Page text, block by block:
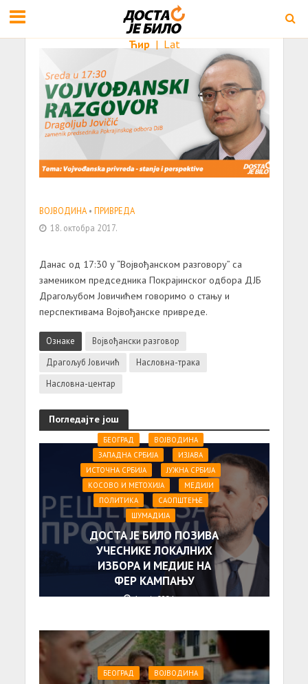
Ћир | Lat
ВОЈВОДИНА • ПРИВРЕДА
18. октобра 2017.
Данас од 17:30 у “Војвођанском разговору” са
замеником председника Покрајинског одбора ДЈБ
Драгољубом Јовичићем говоримо о стању и
перспективама Војвођанске привреде.
Ознаке
Војвођански разговор
Драгољуб Јовичић
Насловна-трака
Насловна-центар
Погледајте још
БЕОГРАД
ВОЈВОДИНА
ЗАПАДНА СРБИЈА
ИЗЈАВА
ИСТОЧНА СРБИЈА
ЈУЖНА СРБИЈА
КОСОВО И МЕТОХИЈА
МЕДИЈИ
ПОЛИТИКА
САОПШТЕЊE
ШУМАДИЈА
ДОСТА ЈЕ БИЛО ПОЗИВА
УЧЕСНИКЕ ЛОКАЛНИХ
ИЗБОРА И МЕДИЈЕ НА
ФЕР КАМПАЊУ
1. маја 2024.
БЕОГРАД ВОЈВОДИНА